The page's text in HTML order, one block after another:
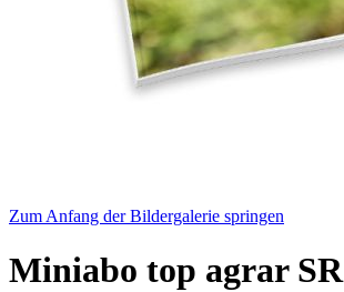
Zum Anfang der Bildergalerie springen
Miniabo top agrar SR